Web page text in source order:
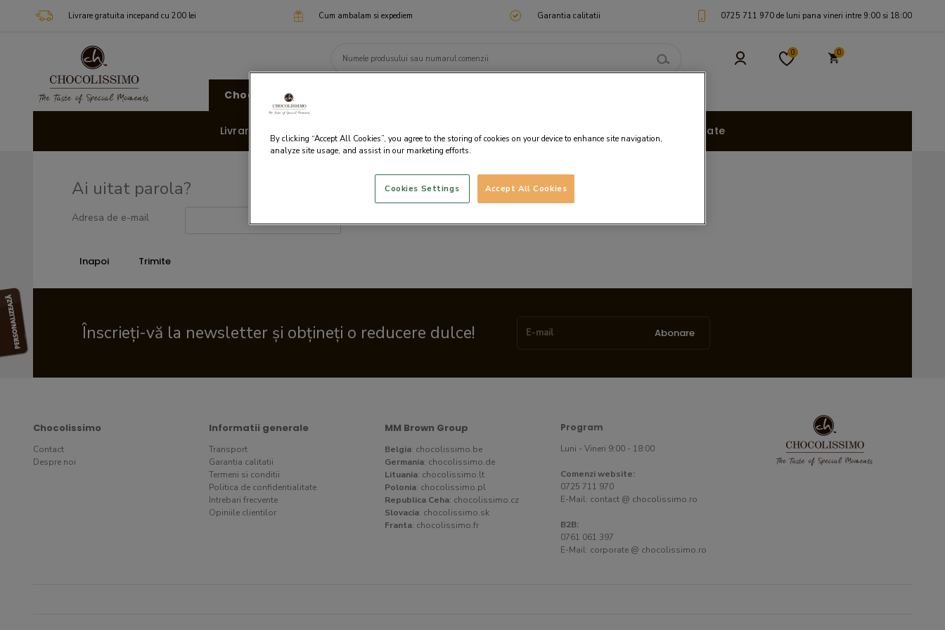
Livrare gratuita incepand cu 200 lei Cum ambalam si expediem Garantia calitatii 0725 711 970 de luni pana vineri intre 9:00 si 18:00
0 0
Chocolissimo
Livrare rapida 🚚 Cadouri Personalizate
Ai uitat parola?
Adresa de e-mail
Înscrieți-vă la newsletter și obțineți o reducere dulce! Abonare
Chocolissimo
Contact
Despre noi
Informatii generale
Transport
Garantia calitatii
Termeni si conditii
Politica de confidentialitate
Intrebari frecvente
Opiniile clientilor
MM Brown Group
Belgia: chocolissimo.be
Germania: chocolissimo.de
Lituania: chocolissimo.lt
Polonia: chocolissimo.pl
Republica Ceha: chocolissimo.cz
Slovacia: chocolissimo.sk
Franta: chocolissimo.fr
Program
Luni - Vineri 9:00 - 18:00
Comenzi website:
0725 711 970
E-Mail: contact @ chocolissimo.ro
B2B:
0761 061 397
E-Mail: corporate @ chocolissimo.ro
By clicking “Accept All Cookies”, you agree to the storing of cookies on your device to enhance site navigation,
analyze site usage, and assist in our marketing efforts.
Accept All Cookies
Cookies Settings